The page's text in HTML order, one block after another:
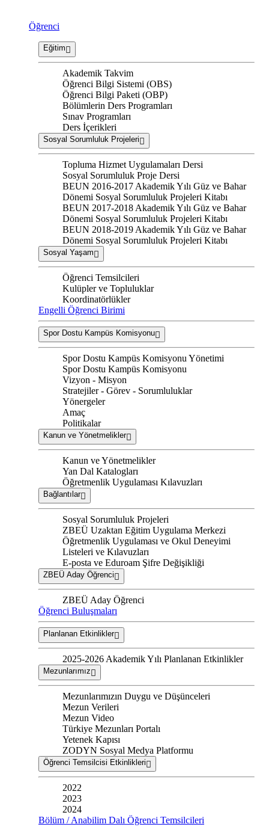
Öğrenci
Eğitim
Akademik Takvim
Öğrenci Bilgi Sistemi (OBS)
Öğrenci Bilgi Paketi (OBP)
Bölümlerin Ders Programları
Sınav Programları
Ders İçerikleri
Sosyal Sorumluluk Projeleri
Topluma Hizmet Uygulamaları Dersi
Sosyal Sorumluluk Proje Dersi
BEUN 2016-2017 Akademik Yılı Güz ve Bahar
Dönemi Sosyal Sorumluluk Projeleri Kitabı
BEUN 2017-2018 Akademik Yılı Güz ve Bahar
Dönemi Sosyal Sorumluluk Projeleri Kitabı
BEUN 2018-2019 Akademik Yılı Güz ve Bahar
Dönemi Sosyal Sorumluluk Projeleri Kitabı
Sosyal Yaşam
Öğrenci Temsilcileri
Kulüpler ve Topluluklar
Koordinatörlükler
Engelli Öğrenci Birimi
Spor Dostu Kampüs Komisyonu
Spor Dostu Kampüs Komisyonu Yönetimi
Spor Dostu Kampüs Komisyonu
Vizyon - Misyon
Stratejiler - Görev - Sorumluluklar
Yönergeler
Amaç
Politikalar
Kanun ve Yönetmelikler
Kanun ve Yönetmelikler
Yan Dal Katalogları
Öğretmenlik Uygulaması Kılavuzları
Bağlantılar
Sosyal Sorumluluk Projeleri
ZBEÜ Uzaktan Eğitim Uygulama Merkezi
Öğretmenlik Uygulaması ve Okul Deneyimi
Listeleri ve Kılavuzları
E-posta ve Eduroam Şifre Değişikliği
ZBEÜ Aday Öğrenci
ZBEÜ Aday Öğrenci
Öğrenci Buluşmaları
Planlanan Etkinlikler
2025-2026 Akademik Yılı Planlanan Etkinlikler
Mezunlarımız
Mezunlarımızın Duygu ve Düşünceleri
Mezun Verileri
Mezun Video
Türkiye Mezunları Portalı
Yetenek Kapısı
ZODYN Sosyal Medya Platformu
Öğrenci Temsilcisi Etkinlikleri
2022
2023
2024
Bölüm / Anabilim Dalı Öğrenci Temsilcileri